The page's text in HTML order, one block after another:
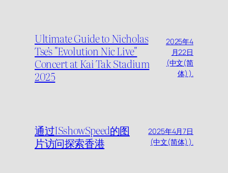
Ultimate Guide to Nicholas
Tse’s "Evolution Nic Live"
Concert at Kai Tak Stadium
2025
2025年4
月22日
(中文(简
体) ).
通过ISshowSpeed的图
片访问探索香港
2025年4月7日
(中文(简体) ).